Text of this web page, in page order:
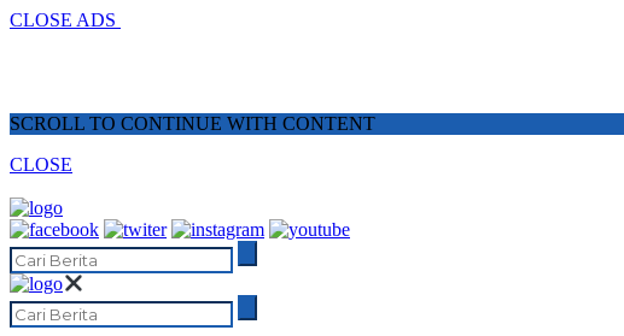
CLOSE ADS
SCROLL TO CONTINUE WITH CONTENT
CLOSE